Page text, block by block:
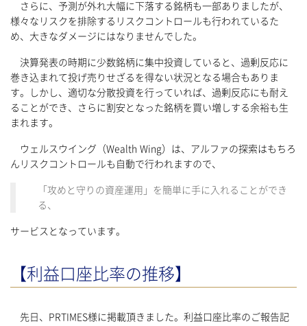
さらに、予測が外れ大幅に下落する銘柄も一部ありましたが、
様々なリスクを排除するリスクコントロールも行われているた
め、大きなダメージにはなりませんでした。
決算発表の時期に少数銘柄に集中投資していると、過剰反応に
巻き込まれて投げ売りせざるを得ない状況となる場合もありま
す。しかし、適切な分散投資を行っていれば、過剰反応にも耐え
ることができ、さらに割安となった銘柄を買い増しする余裕も生
まれます。
ウェルスウイング（Wealth Wing）は、アルファの探索はもちろ
んリスクコントロールも自動で行われますので、
「攻めと守りの資産運用」を簡単に手に入れることができ
る、
サービスとなっています。
【利益口座比率の推移】
先日、PRTIMES様に掲載頂きました。利益口座比率のご報告記